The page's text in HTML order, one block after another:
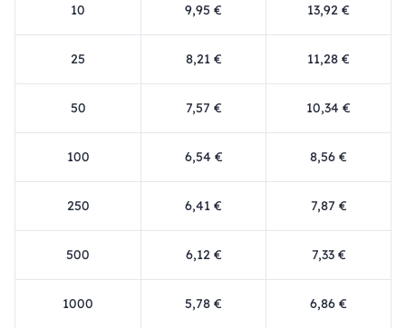
10 9,95 € 13,92 €
25 8,21 € 11,28 €
50 7,57 € 10,34 €
100 6,54 € 8,56 €
250 6,41 € 7,87 €
500 6,12 € 7,33 €
1000 5,78 € 6,86 €